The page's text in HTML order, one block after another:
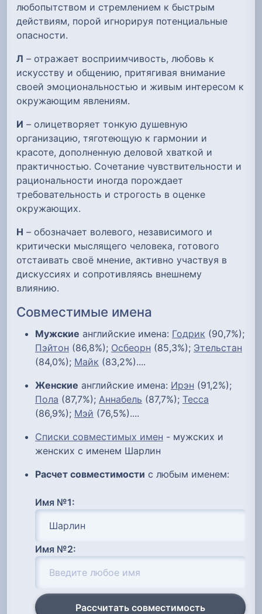
любопытством и стремлением к быстрым
действиям, порой игнорируя потенциальные
опасности.
Л – отражает восприимчивость, любовь к
искусству и общению, притягивая внимание
своей эмоциональностью и живым интересом к
окружающим явлениям.
И – олицетворяет тонкую душевную
организацию, тяготеющую к гармонии и
красоте, дополненную деловой хваткой и
практичностью. Сочетание чувствительности и
рациональности иногда порождает
требовательность и строгость в оценке
окружающих.
Н – обозначает волевого, независимого и
критически мыслящего человека, готового
отстаивать своё мнение, активно участвуя в
дискуссиях и сопротивляясь внешнему
влиянию.
Совместимые имена
Мужские английские имена: Годрик (90,7%);
Пэйтон (86,8%); Осбеорн (85,3%); Этельстан
(84,0%); Майк (83,2%)....
Женские английские имена: Ирэн (91,2%);
Пола (87,7%); Аннабель (87,7%); Тесса
(86,9%); Мэй (76,5%)....
Списки совместимых имен - мужских и
женских с именем Шарлин
Расчет совместимости с любым именем:
Имя №1:
Имя №2:
Рассчитать совместимость